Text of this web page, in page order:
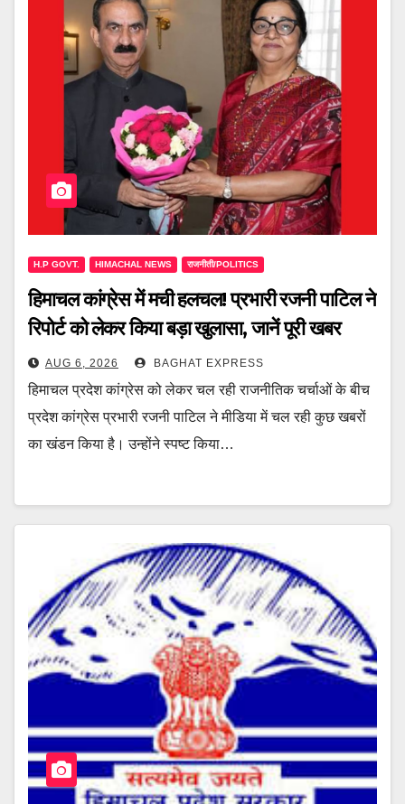
H.P GOVT. HIMACHAL NEWS राजनीती/POLITICS
हिमाचल कांग्रेस में मची हलचल! प्रभारी रजनी पाटिल ने
रिपोर्ट को लेकर किया बड़ा खुलासा, जानें पूरी खबर
AUG 6, 2026 BAGHAT EXPRESS
हिमाचल प्रदेश कांग्रेस को लेकर चल रही राजनीतिक चर्चाओं के बीच
प्रदेश कांग्रेस प्रभारी रजनी पाटिल ने मीडिया में चल रही कुछ खबरों
का खंडन किया है। उन्होंने स्पष्ट किया…